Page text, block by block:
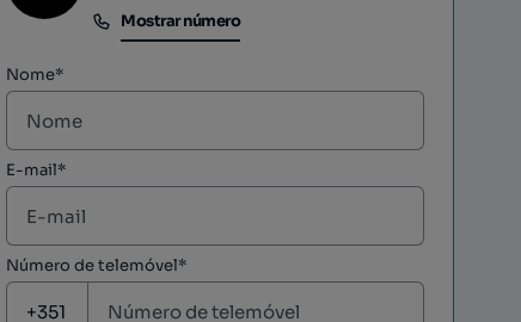
Mostrar número
Mostrar número
Nome*
E-mail*
Número de telemóvel*